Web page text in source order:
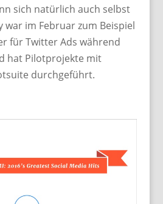
sich natürlich auch selbst
war im Februar zum Beispiel
für Twitter Ads während
hat Pilotprojekte mit
durchgeführt.